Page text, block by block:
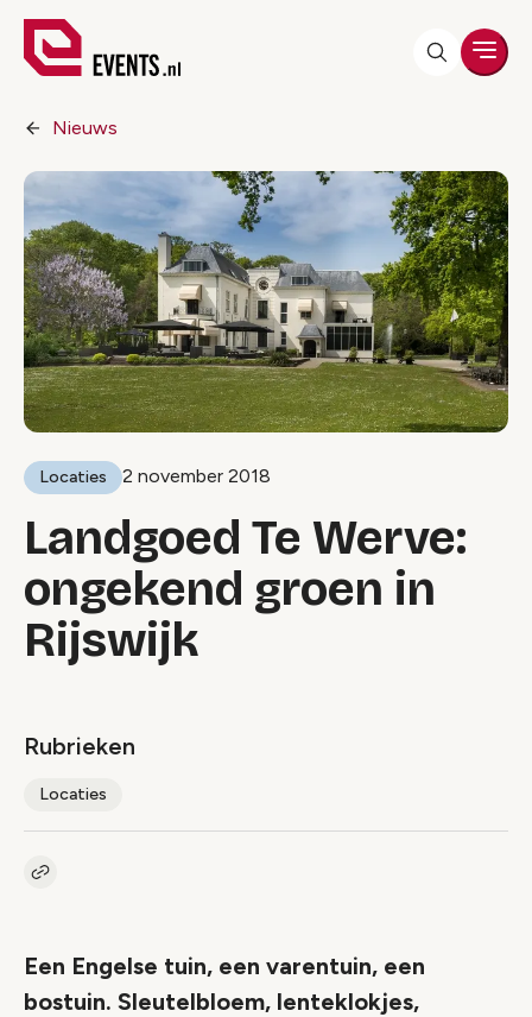
Nieuws
Locaties 2 november 2018
Landgoed Te Werve:
ongekend groen in
Rijswijk
Rubrieken
Locaties
Kopieer link naar artikel
Een Engelse tuin, een varentuin, een
bostuin. Sleutelbloem, lenteklokjes,